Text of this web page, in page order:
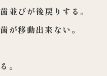
歯並びが後戻りする。
歯が移動出来ない。
る。